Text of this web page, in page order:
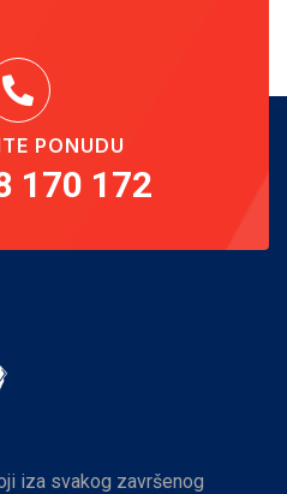
PONUDU
170 172
iza svakog završenog